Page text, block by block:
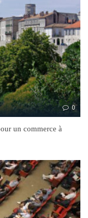
0
un commerce à